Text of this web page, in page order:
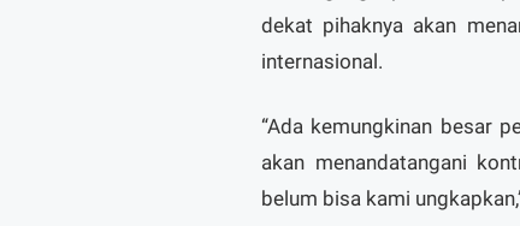
dekat pihaknya akan
internasional.
“Ada kemungkinan besar
akan menandatangani
belum bisa kami